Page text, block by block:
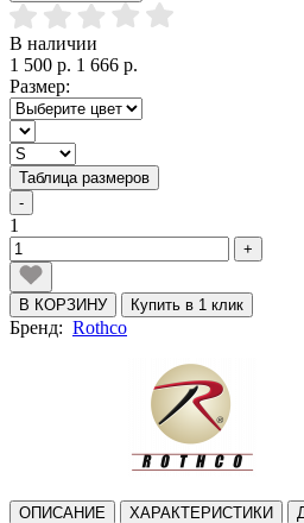
В наличии
1 500 р. 1 666 р.
Размер:
Таблица размеров
-
1
+
В КОРЗИНУ Купить в 1 клик
Бренд: Rothco
ОПИСАНИЕ ХАРАКТЕРИСТИКИ